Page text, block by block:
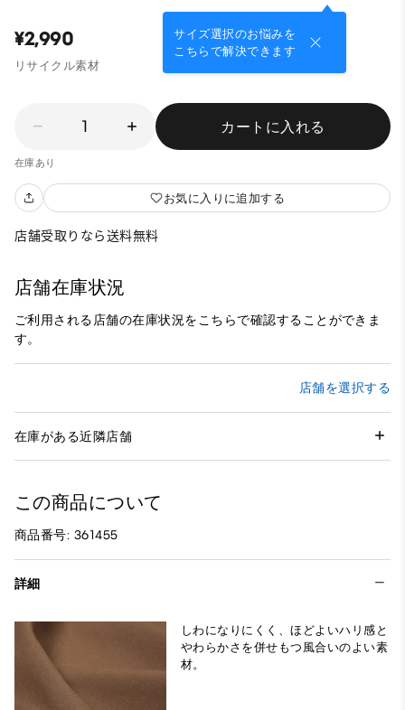
サイズ選択のお悩みを
こちらで解決できます
¥2,990
リサイクル素材
1 カートに入れる
在庫あり
お気に入りに追加する
店舗受取りなら送料無料
店舗在庫状況
ご利用される店舗の在庫状況をこちらで確認することができま
す。
店舗を選択する
在庫がある近隣店舗
この商品について
商品番号: 361455
詳細
しわになりにくく、ほどよいハリ感と
やわらかさを併せもつ風合いのよい素
材。